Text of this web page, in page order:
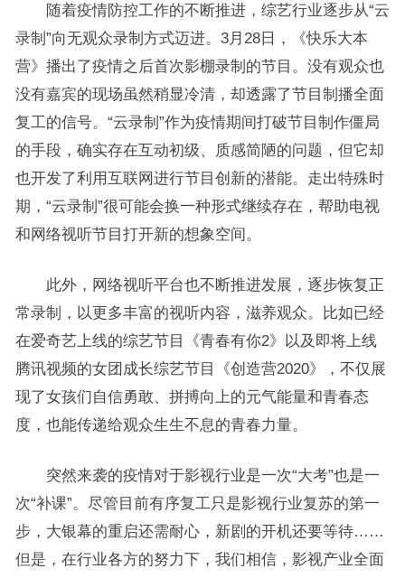
随着疫情防控工作的不断推进，综艺行业逐步从“云
录制”向无观众录制方式迈进。3月28日，《快乐大本
营》播出了疫情之后首次影棚录制的节目。没有观众也
没有嘉宾的现场虽然稍显冷清，却透露了节目制播全面
复工的信号。“云录制”作为疫情期间打破节目制作僵局
的手段，确实存在互动初级、质感简陋的问题，但它却
也开发了利用互联网进行节目创新的潜能。走出特殊时
期，“云录制”很可能会换一种形式继续存在，帮助电视
和网络视听节目打开新的想象空间。
此外，网络视听平台也不断推进发展，逐步恢复正
常录制，以更多丰富的视听内容，滋养观众。比如已经
在爱奇艺上线的综艺节目《青春有你2》以及即将上线
腾讯视频的女团成长综艺节目《创造营2020》，不仅展
现了女孩们自信勇敢、拼搏向上的元气能量和青春态
度，也能传递给观众生生不息的青春力量。
突然来袭的疫情对于影视行业是一次“大考”也是一
次“补课”。尽管目前有序复工只是影视行业复苏的第一
步，大银幕的重启还需耐心，新剧的开机还要等待……
但是，在行业各方的努力下，我们相信，影视产业全面